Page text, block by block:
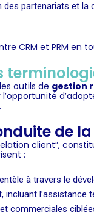
des partenariats et la
CRM et PRM
outils de gestion
de
client”,
:
à travers le
l’assistance
commerciales